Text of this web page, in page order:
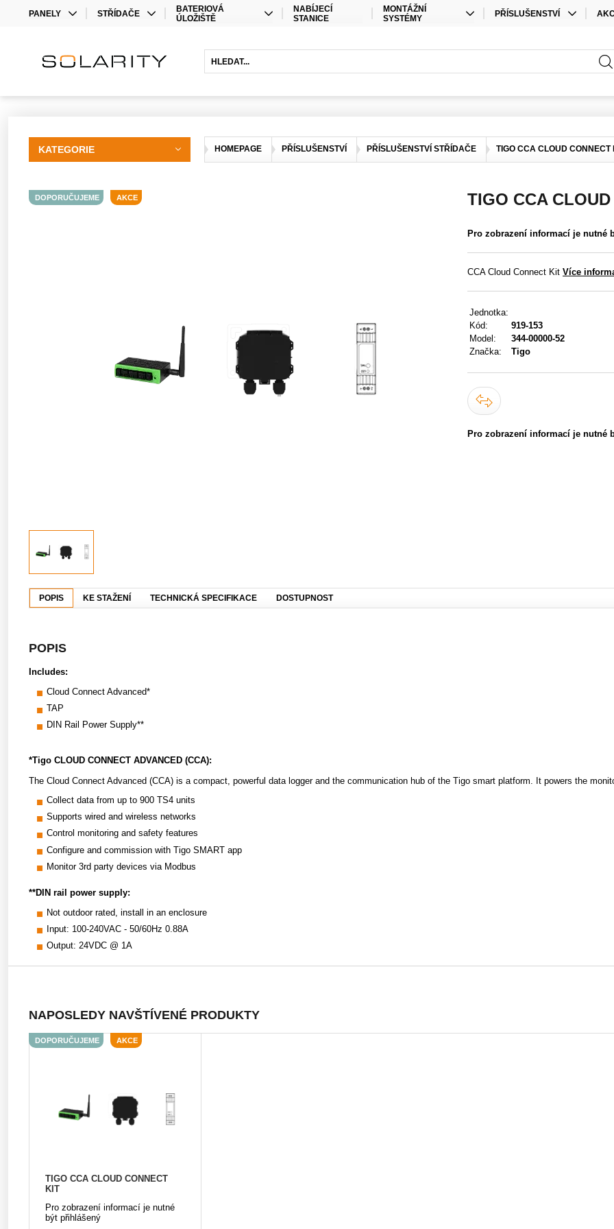
PANELY
BIFACIAL
STŘÍDAČE
OPTIMIZÉRY
BATERIOVÁ
ÚLOŽIŠTĚ
OLOVĚNÉ BATERIE
NABÍJECÍ
STANICE
MONTÁŽNÍ
SYSTÉMY
PŘÍSLUŠENSTVÍ
PŘÍSLUŠENSTVÍ ÚLOŽIŠTĚ
HOMEPAGE PŘÍSLUŠENSTVÍ PŘÍSLUŠENSTVÍ STŘÍDAČE TIGO CCA CLOUD CONNECT
KATEGORIE
TIGO CCA
Pro zobrazení informací je nutné
CCA Cloud Connect Kit Více
Jednotka:
Kód:
919-153
Model:
344-00000-52
Značka:
Tigo
Pro zobrazení informací je nutné
DOPORUČUJEME AKCE
POPIS KE STAŽENÍ TECHNICKÁ SPECIFIKACE DOSTUPNOST
POPIS
Includes:
Cloud Connect Advanced*
TAP
DIN Rail Power Supply**
*Tigo CLOUD CONNECT ADVANCED (CCA):
The Cloud Connect Advanced (CCA) is a compact, powerful data logger and the communication hub of the Tigo smart platform. It powers the
Collect data from up to 900 TS4 units
Supports wired and wireless networks
Control monitoring and safety features
Configure and commission with Tigo SMART app
Monitor 3rd party devices via Modbus
**DIN rail power supply:
Not outdoor rated, install in an enclosure
Input: 100-240VAC - 50/60Hz 0.88A
Output: 24VDC @ 1A
NAPOSLEDY NAVŠTÍVENÉ PRODUKTY
DOPORUČUJEME AKCE
TIGO CCA CLOUD CONNECT
KIT
Pro zobrazení informací je nutné
být přihlášený